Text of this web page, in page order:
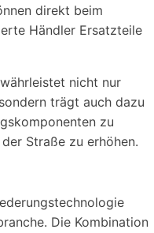
direkt beim
Händler Ersatzteile
nicht nur
trägt auch dazu
zu
Straße zu erhöhen.
Die Kombination